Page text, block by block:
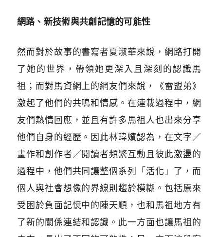
網路、新技術與共創記憶的可能性
然而對於故事的書寫者夏淑華來說，網路打開
了她的世界，帶領她更深入且深刻的認識馬
祖；而對馬資網上的網友們來說，《雷盟弟》
激起了他們的共鳴和情感。在連載過程中，網
友們熱情回應，並且有許多馬祖人也出來分享
他們自身的經歷。因此林瑋嬪認為，在文字／
畫作和創作者／閱讀者頻繁互動且彼此激盪的
過程中，他們共同讓整個系列「活化」了，而
個人與社會想像的界線則趨於模糊。包括原來
受困於負面記憶中的陳天順，也和馬祖地方有
了新的關係連結和認識。此一方面也讓馬祖的